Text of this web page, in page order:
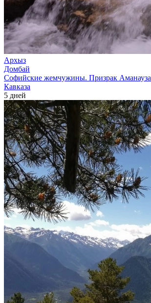
Архыз
Домбай
Софийские жемчужины. Призрак
Кавказа
5 дней